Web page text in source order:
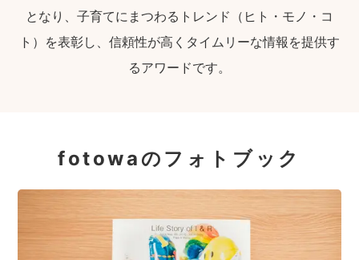
となり、子育てにまつわるトレンド（ヒト・モノ・コ
ト）を表彰し、信頼性が高くタイムリーな情報を提供す
るアワードです。
fotowaのフォトブック